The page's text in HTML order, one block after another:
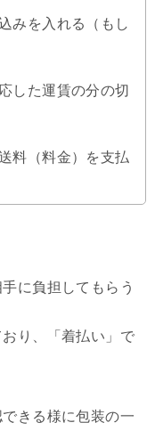
みを入れる（もし
した運賃の分の切
料（料金）を支払
に負担してもらう
おり、「着払い」で
きる様に包装の一